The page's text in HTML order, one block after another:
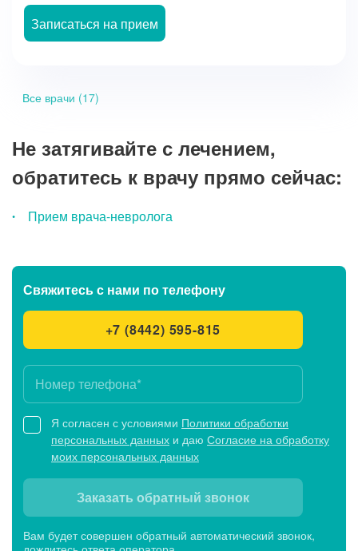
Записаться на прием
Все врачи (17)
Не затягивайте с лечением,
обратитесь к врачу прямо сейчас:
Прием врача-невролога
Свяжитесь с нами по телефону
+7 (8442) 595-815
Я согласен с условиями Политики обработки
персональных данных и даю Согласие на обработку
моих персональных данных
Заказать обратный звонок
Вам будет совершен обратный автоматический звонок,